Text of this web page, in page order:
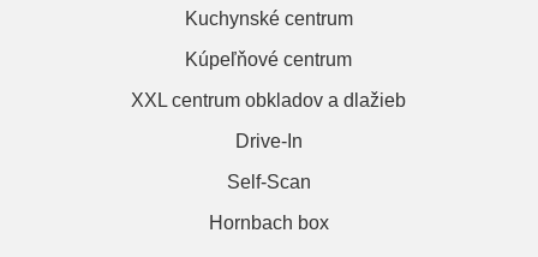
Kuchynské centrum
Kúpeľňové centrum
XXL centrum obkladov a dlažieb
Drive-In
Self-Scan
Hornbach box